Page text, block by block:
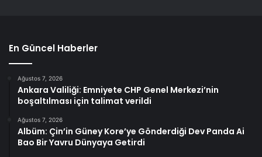
En Güncel Haberler
Ağustos 7, 2026
Ankara Valiliği: Emniyete CHP Genel Merkezi’nin
boşaltılması için talimat verildi
Ağustos 7, 2026
Albüm: Çin’in Güney Kore’ye Gönderdiği Dev Panda Ai
Bao Bir Yavru Dünyaya Getirdi